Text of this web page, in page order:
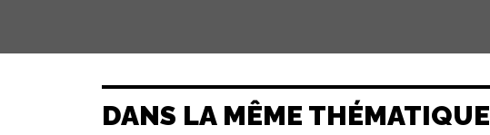
DANS LA MÊME THÉMATIQUE